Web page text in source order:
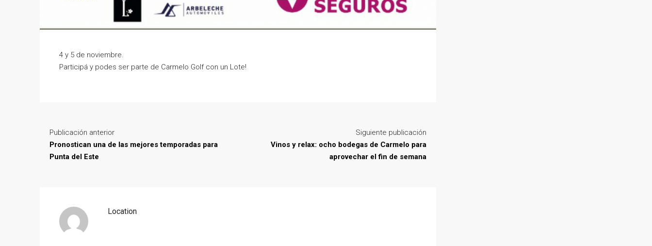
4 y 5 de noviembre.
Participá y podes ser parte de Carmelo Golf con un Lote!
Publicación anterior
Pronostican una de las mejores temporadas para
Punta del Este
Siguiente publicación
Vinos y relax: ocho bodegas de Carmelo para
aprovechar el fin de semana
Location